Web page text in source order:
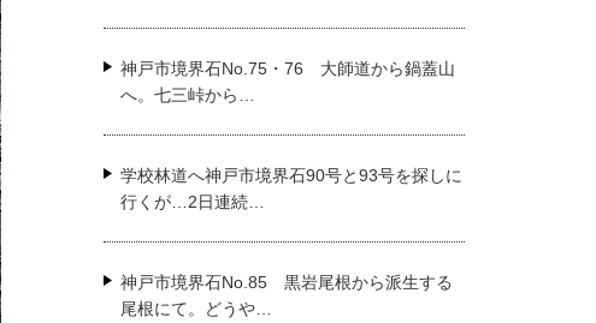
神戸市境界石No.75・76 大師道から鍋蓋山
へ。七三峠から…
学校林道へ神戸市境界石90号と93号を探しに
行くが…2日連続…
神戸市境界石No.85 黒岩尾根から派生する
尾根にて。どうや…